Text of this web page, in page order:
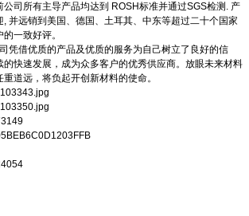
司所有主导产品均达到 ROSH标准并通过SGS检测. 产
并远销到美国、德国、土耳其、中东等超过二十个国家
一致好评。
借优质的产品及优质的服务为自己树立了良好的信
快速发展，成为众多客户的优秀供应商。放眼未来材料
道远，将负起开创新材料的使命。